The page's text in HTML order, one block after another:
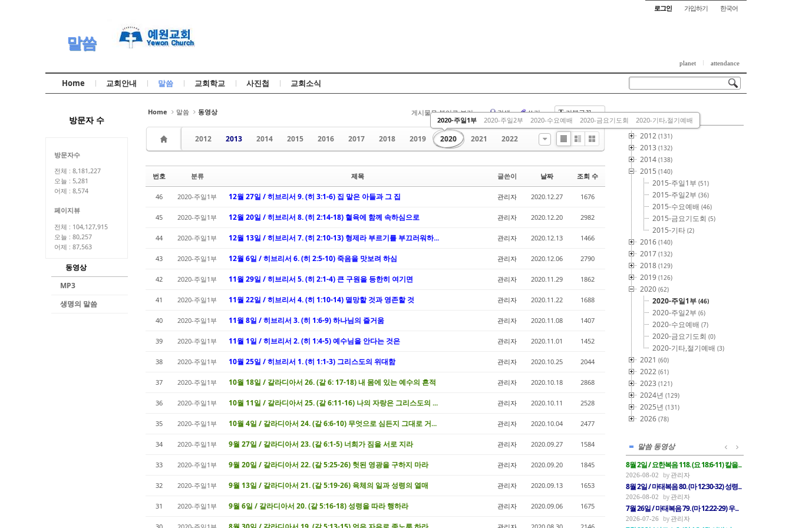
로그인 가입하기 한국어
말씀
planet attendance
Home 교회안내 말씀 교회학교 사진첩 교회소식
방문자 수
방문자수
전체 : 8,181,227
오늘 : 5,281
어제 : 8,574
페이지뷰
전체 : 104,127,915
오늘 : 80,257
어제 : 87,563
동영상
MP3
생명의 말씀
Home 말씀 동영상 T 기본글꼴
게시물을 뷰어로 보기 검색 쓰기
2012 2013 2014 2015 2016 2017 2018 2019 2020
2020-주일1부 2020-주일2부 2020-수요예배 2020-금요기도회 2020-기타,절기예배
2021
2022
ListZineGallery
번호 분류 제목 글쓴이 날짜 조회 수
46 2020-주일1부 12월 27일 / 히브리서 9. (히 3:1-6) 집 맡은 아들과 그 집 관리자 2020.12.27 1676
45 2020-주일1부 12월 20일 / 히브리서 8. (히 2:14-18) 혈육에 함께 속하심으로 관리자 2020.12.20 2982
44 2020-주일1부 12월 13일 / 히브리서 7. (히 2:10-13) 형제라 부르기를 부끄러워하... 관리자 2020.12.13 1466
43 2020-주일1부 12월 6일 / 히브리서 6. (히 2:5-10) 죽음을 맛보려 하심 관리자 2020.12.06 2790
42 2020-주일1부 11월 29일 / 히브리서 5. (히 2:1-4) 큰 구원을 등한히 여기면 관리자 2020.11.29 1862
41 2020-주일1부 11월 22일 / 히브리서 4. (히 1:10-14) 멸망할 것과 영존할 것 관리자 2020.11.22 1688
40 2020-주일1부 11월 8일 / 히브리서 3. (히 1:6-9) 하나님의 즐거움 관리자 2020.11.08 1407
39 2020-주일1부 11월 1일 / 히브리서 2. (히 1:4-5) 예수님을 안다는 것은 관리자 2020.11.01 1452
38 2020-주일1부 10월 25일 / 히브리서 1. (히 1:1-3) 그리스도의 위대함 관리자 2020.10.25 2044
37 2020-주일1부 10월 18일 / 갈라디아서 26. (갈 6: 17-18) 내 몸에 있는 예수의 흔적 관리자 2020.10.18 2868
36 2020-주일1부 10월 11일 / 갈라디아서 25. (갈 6:11-16) 나의 자랑은 그리스도의 ... 관리자 2020.10.11 2528
35 2020-주일1부 10월 4일 / 갈라디아서 24. (갈 6:6-10) 무엇으로 심든지 그대로 거... 관리자 2020.10.04 2477
34 2020-주일1부 9월 27일 / 갈라디아서 23. (갈 6:1-5) 너희가 짐을 서로 지라 관리자 2020.09.27 1584
33 2020-주일1부 9월 20일 / 갈라디아서 22. (갈 5:25-26) 헛된 영광을 구하지 마라 관리자 2020.09.20 1845
32 2020-주일1부 9월 13일 / 갈라디아서 21. (갈 5:19-26) 육체의 일과 성령의 열매 관리자 2020.09.13 1653
31 2020-주일1부 9월 6일 / 갈라디아서 20. (갈 5:16-18) 성령을 따라 행하라 관리자 2020.09.06 1675
This Category
2012 (131)
2013 (132)
2014 (138)
2015 (140)
2015-주일1부 (51)
2015-주일2부 (36)
2015-수요예배 (46)
2015-금요기도회 (5)
2015-기타 (2)
2016 (140)
2017 (132)
2018 (129)
2019 (126)
2020 (62)
2020-주일1부 (46)
2020-주일2부 (6)
2020-수요예배 (7)
2020-금요기도회 (0)
2020-기타,절기예배 (3)
2021 (60)
2022 (61)
2023 (121)
2024년 (129)
2025년 (131)
2026 (78)
말씀 동영상
8월 2일 / 요한복음 118. (요 18:6-11) 칼을...
2026-08-02 관리자
8월 2일 / 마태복음 80. (마 12:30-32) 성령...
2026-08-02 관리자
7월 26일 / 마태복음 79. (마 12:22-29) 우...
2026-07-26 관리자
Sketchbook5, 스케치북5
Sketchbook5, 스케치북5
Sketchbook5, 스케치북5
Sketchbook5, 스케치북5